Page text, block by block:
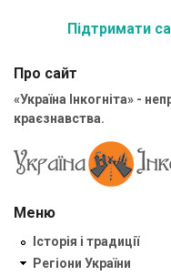
Підтримати
Про сайт
«Україна Інкогніта» -
краєзнавства.
Меню
Історія і традиції
Регіони України